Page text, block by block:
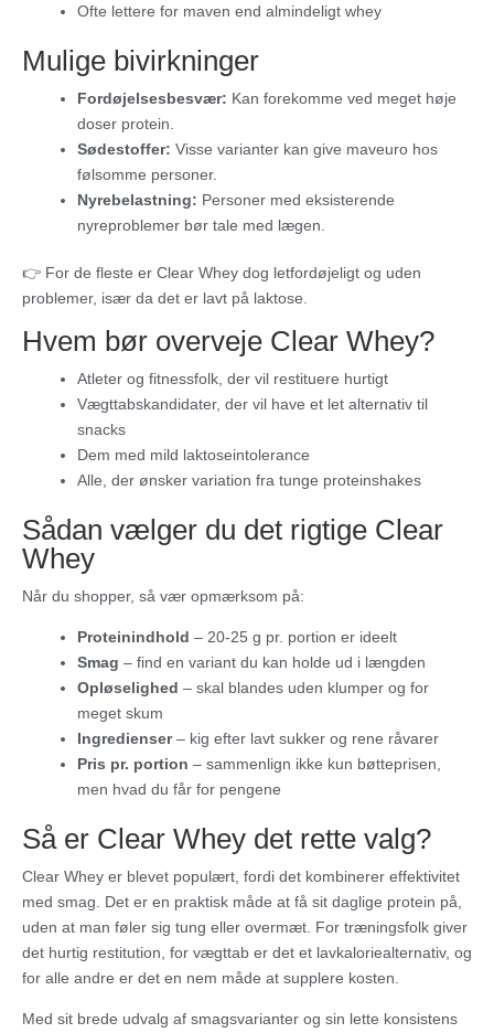
Ofte lettere for maven end almindeligt whey
Mulige bivirkninger
Fordøjelsesbesvær: Kan forekomme ved meget høje
doser protein.
Sødestoffer: Visse varianter kan give maveuro hos
følsomme personer.
Nyrebelastning: Personer med eksisterende
nyreproblemer bør tale med lægen.
👉 For de fleste er Clear Whey dog letfordøjeligt og uden
problemer, især da det er lavt på laktose.
Hvem bør overveje Clear Whey?
Atleter og fitnessfolk, der vil restituere hurtigt
Vægttabskandidater, der vil have et let alternativ til
snacks
Dem med mild laktoseintolerance
Alle, der ønsker variation fra tunge proteinshakes
Sådan vælger du det rigtige Clear
Whey
Når du shopper, så vær opmærksom på:
Proteinindhold – 20-25 g pr. portion er ideelt
Smag – find en variant du kan holde ud i længden
Opløselighed – skal blandes uden klumper og for
meget skum
Ingredienser– kig efter lavt sukker og rene råvarer
Pris pr. portion – sammenlign ikke kun bøtteprisen,
men hvad du får for pengene
Så er Clear Whey det rette valg?
Clear Whey er blevet populært, fordi det kombinerer effektivitet
med smag. Det er en praktisk måde at få sit daglige protein på,
uden at man føler sig tung eller overmæt. For træningsfolk giver
det hurtig restitution, for vægttab er det et lavkaloriealternativ, og
for alle andre er det en nem måde at supplere kosten.
Med sit brede udvalg af smagsvarianter og sin lette konsistens